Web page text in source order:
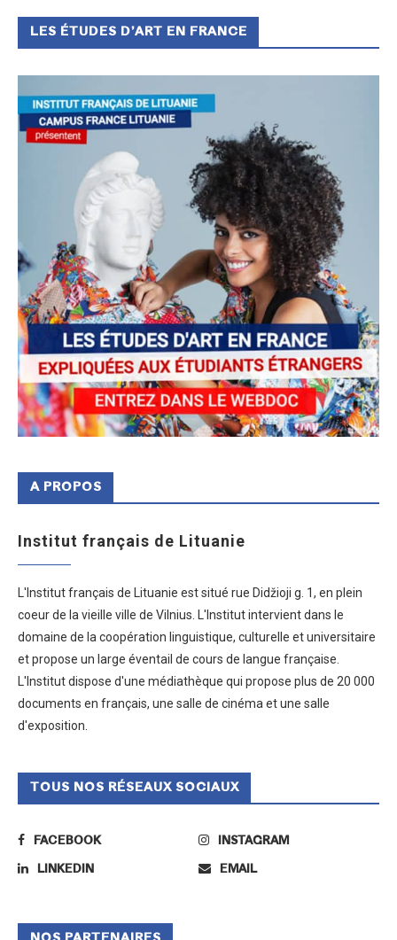
LES ÉTUDES D’ART EN FRANCE
A PROPOS
Institut français de Lituanie
L'Institut français de Lituanie est situé rue Didžioji g. 1, en plein
coeur de la vieille ville de Vilnius. L'Institut intervient dans le
domaine de la coopération linguistique, culturelle et universitaire
et propose un large éventail de cours de langue française.
L'Institut dispose d'une médiathèque qui propose plus de 20 000
documents en français, une salle de cinéma et une salle
d'exposition.
TOUS NOS RÉSEAUX SOCIAUX
FACEBOOK INSTAGRAM
LINKEDIN EMAIL